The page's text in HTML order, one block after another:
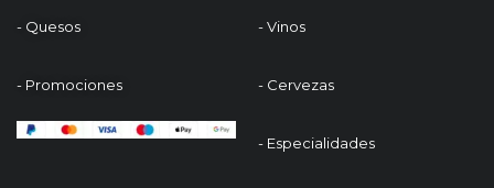
- Quesos
- Promociones
- Vinos
- Cervezas
- Especialidades